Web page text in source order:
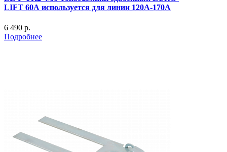
LIFT 60А используется для линии 120A-170A
6 490 р.
Подробнее